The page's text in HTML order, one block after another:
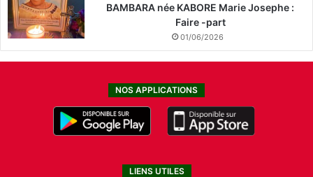
BAMBARA née KABORE Marie Josephe :
Faire -part
01/06/2026
NOS APPLICATIONS
LIENS UTILES